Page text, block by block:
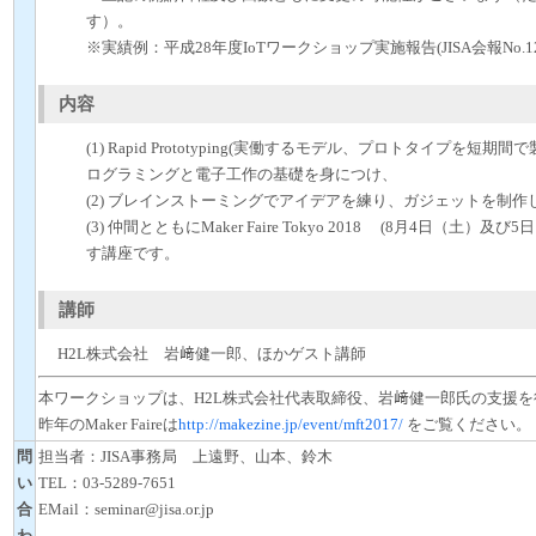
す）。
※実績例：平成28年度IoTワークショップ実施報告(JISA会報
内容
(1) Rapid Prototyping(実働するモデル、プロトタイプを短期間
ログラミングと電子工作の基礎を身につけ、
(2) ブレインストーミングでアイデアを練り、ガジェットを制作
(3) 仲間とともにMaker Faire Tokyo 2018 (8月4日（土）及び5
す講座です。
講師
H2L株式会社 岩﨑健一郎、ほかゲスト講師
本ワークショップは、H2L株式会社代表取締役、岩﨑健一郎氏の支援
昨年のMaker Faireはhttp://makezine.jp/event/mft2017/ をご覧ください。
問
い
合
担当者：JISA事務局 上遠野、山本、鈴木
TEL：03-5289-7651
EMail：seminar@jisa.or.jp